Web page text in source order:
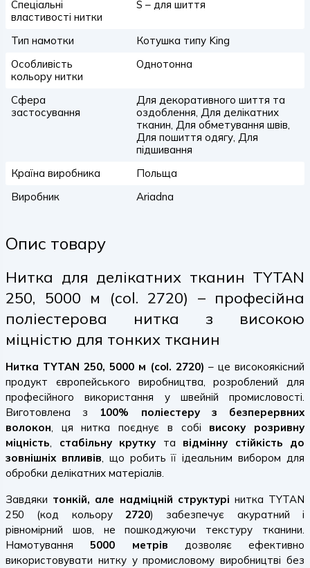
Спеціальні
властивості нитки
S – для шиття
Тип намотки
Котушка типу King
Особливість
кольору нитки
Однотонна
Сфера
застосування
Для декоративного шиття та
оздоблення, Для делікатних
тканин, Для обметування швів,
Для пошиття одягу, Для
підшивання
Країна виробника
Польща
Виробник
Ariadna
Опис товару
Нитка для делікатних тканин TYTAN
250, 5000 м (col. 2720) – професійна
поліестерова нитка з високою
міцністю для тонких тканин
Нитка TYTAN 250, 5000 м (col. 2720) – це високоякісний
продукт європейського виробництва, розроблений для
професійного використання у швейній промисловості.
Виготовлена з 100% поліестеру з безперервних
волокон, ця нитка поєднує в собі високу розривну
міцність, стабільну крутку та відмінну стійкість до
зовнішніх впливів, що робить її ідеальним вибором для
обробки делікатних матеріалів.
Завдяки тонкій, але надміцній структурі нитка TYTAN
250 (код кольору 2720) забезпечує акуратний і
рівномірний шов, не пошкоджуючи текстуру тканини.
Намотування5000 метрів дозволяє ефективно
використовувати нитку у промисловому виробництві без